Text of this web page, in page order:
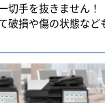
切手を抜きません！
破損や傷の状態な